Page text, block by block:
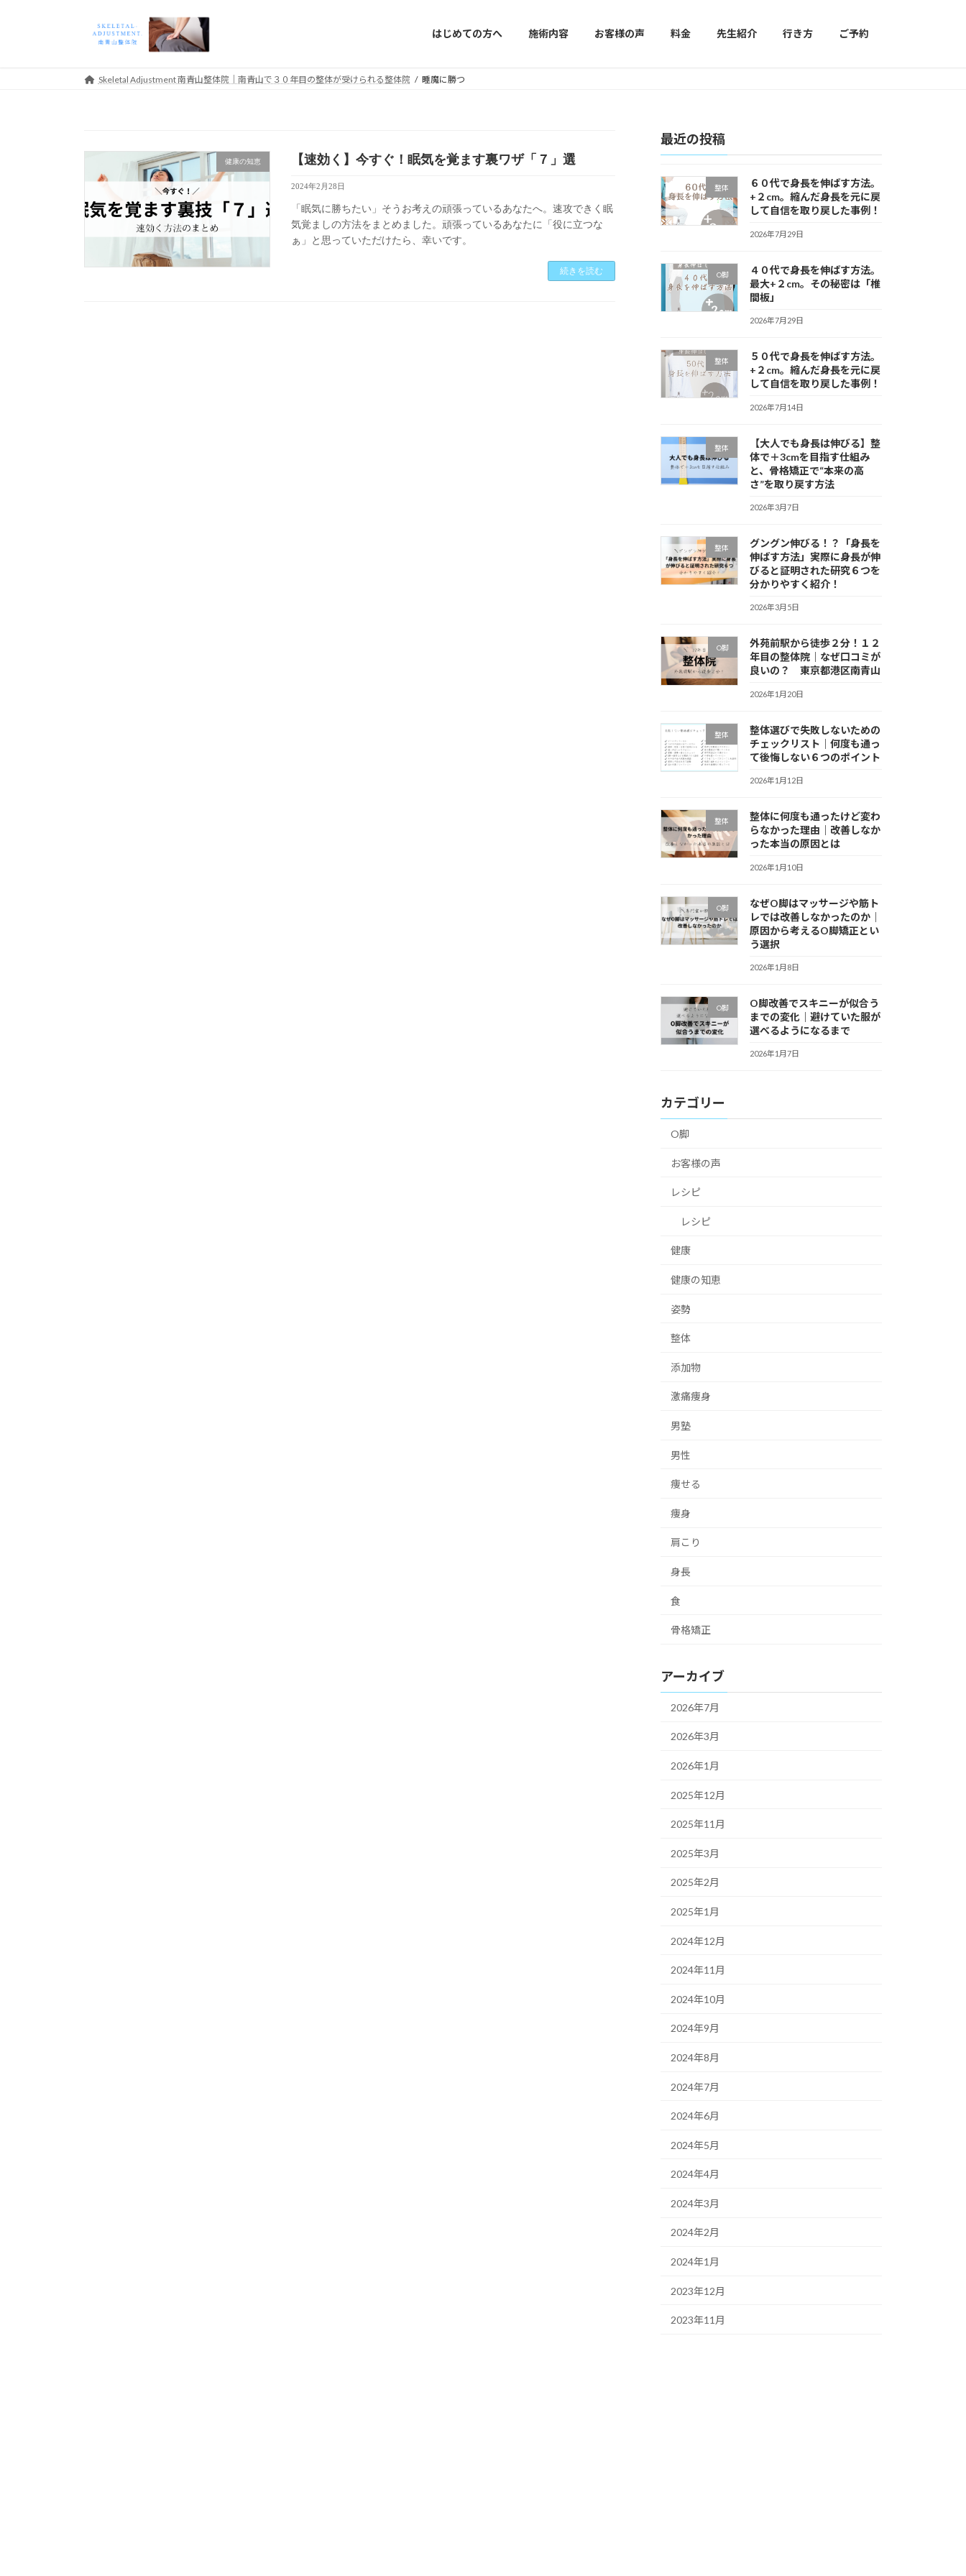
はじめての方へ 施術内容 お客様の声 料金 先生紹介 行き方 ご予約
Skeletal Adjustment 南青山整体院｜南青山で３０年目の整体が受けられる整体院 睡魔に勝つ
健康の知恵 【速効く】今すぐ！眠気を覚ます裏ワザ「７」選
2024年2月28日
「眠気に勝ちたい」そうお考えの頑張っているあなたへ。速攻できく眠
気覚ましの方法をまとめました。頑張っているあなたに「役に立つな
ぁ」と思っていただけたら、幸いです。
続きを読む
最近の投稿
整体
６０代で身長を伸ばす方法。
+２cm。縮んだ身長を元に戻
して自信を取り戻した事例！
2026年7月29日
O脚
４０代で身長を伸ばす方法。
最大+２cm。その秘密は「椎
間板」
2026年7月29日
整体
５０代で身長を伸ばす方法。
+２cm。縮んだ身長を元に戻
して自信を取り戻した事例！
2026年7月14日
整体
【大人でも身長は伸びる】整
体で＋3cmを目指す仕組み
と、骨格矯正で“本来の高
さ”を取り戻す方法
2026年3月7日
整体
グングン伸びる！？「身長を
伸ばす方法」実際に身長が伸
びると証明された研究６つを
分かりやすく紹介！
2026年3月5日
O脚
外苑前駅から徒歩２分！１２
年目の整体院｜なぜ口コミが
良いの？ 東京都港区南青山
2026年1月20日
整体
整体選びで失敗しないための
チェックリスト｜何度も通っ
て後悔しない６つのポイント
2026年1月12日
整体
整体に何度も通ったけど変わ
らなかった理由｜改善しなか
った本当の原因とは
2026年1月10日
O脚
なぜO脚はマッサージや筋ト
レでは改善しなかったのか｜
原因から考えるO脚矯正とい
う選択
2026年1月8日
O脚
O脚改善でスキニーが似合う
までの変化｜避けていた服が
選べるようになるまで
2026年1月7日
カテゴリー
O脚
お客様の声
レシピ
レシピ
健康
健康の知恵
姿勢
整体
添加物
激痛痩身
男塾
男性
痩せる
痩身
肩こり
身長
食
骨格矯正
アーカイブ
2026年7月
2026年3月
2026年1月
2025年12月
2025年11月
2025年3月
2025年2月
2025年1月
2024年12月
2024年11月
2024年10月
2024年9月
2024年8月
2024年7月
2024年6月
2024年5月
2024年4月
2024年3月
2024年2月
2024年1月
2023年12月
2023年11月